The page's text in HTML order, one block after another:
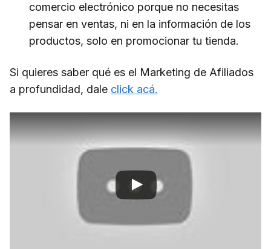
comercio electrónico porque no necesitas
pensar en ventas, ni en la información de los
productos, solo en promocionar tu tienda.
Si quieres saber qué es el Marketing de Afiliados
a profundidad, dale click acá.